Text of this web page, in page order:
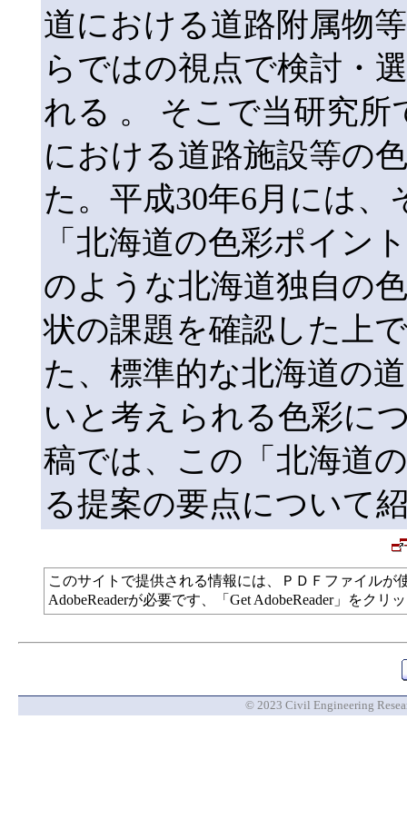
道における道路附属物
らではの視点で検討・
れる 。 そこで当研究所
における道路施設等の
た。平成30年6月には
「北海道の色彩ポイン
のような北海道独自の
状の課題を確認した上
た、標準的な北海道の
いと考えられる色彩に
稿では、この「北海道
る提案の要点について
このサイトで提供される情報には、ＰＤＦファイル
AdobeReaderが必要です、「Get AdobeReader」をク
© 2023 Civil Engineering